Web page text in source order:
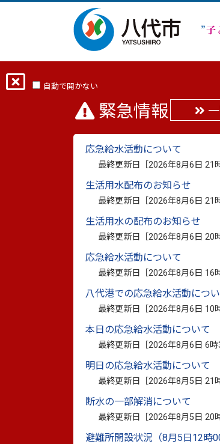
自動で開かない
緊急情報
応急給水活動について
最終更新日［2026年8月6日 21
生活用水配布のお知らせ
最終更新日［2026年8月6日 21
生活用水の配布のお知らせ
最終更新日［2026年8月6日 20
応急給水活動について
最終更新日［2026年8月6日 16
八代港での応急給水活動につ
最終更新日［2026年8月6日 10
本日の応急給水活動について
最終更新日［2026年8月6日 6
明日の応急給水活動について
最終更新日［2026年8月5日 21
断水の一部解消について
最終更新日［2026年8月5日 20
避難所開設状況（8月5日12時
八代市文化財調
ました
最終更新日：2020年3月19日 印刷
八代市文化財調査報
11月まで周知の埋蔵文化財包
この度、発掘調査の成果をま
発掘調査報告書を刊行しまし
本県立図書館等で見ることがで
また、市と市教育委員会は発
震災の教訓、歴史の教訓とし
本データはどなたでもダウン
1（表紙～第2章）、本文編2（
なお、本データを再配布した